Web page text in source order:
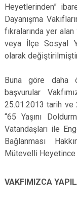
Heyetlerinden”
Dayanışma
fıkralarında yer
veya İlçe Sosyal
olarak
Buna göre daha
başvurular
25.01.2013 tarih ve
“65 Yaşını
Vatandaşları ile
Bağlanması
Mütevelli
VAKFIMIZCA